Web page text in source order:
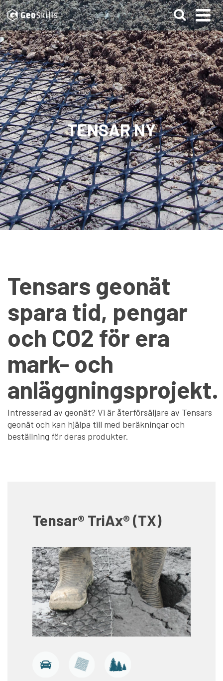
TENSAR NY
Tensars geonät
spara tid, pengar
och CO2 för era
mark- och
anläggningsprojekt.
Intresserad av geonät? Vi är återförsäljare av Tensars
geonät och kan hjälpa till med beräkningar och
beställning för deras produkter.
Tensar® TriAx® (TX)